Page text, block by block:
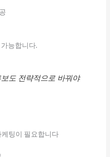
능합니다.
도 전략적으로 바꿔야
팅이 필요합니다